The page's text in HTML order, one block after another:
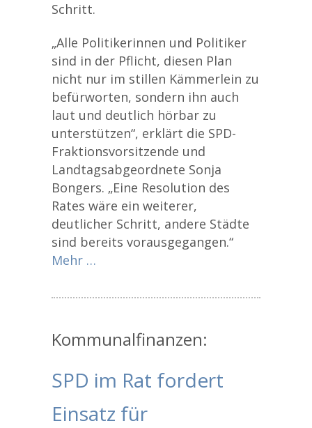
Schritt.
„Alle Politikerinnen und Politiker
sind in der Pflicht, diesen Plan
nicht nur im stillen Kämmerlein zu
befürworten, sondern ihn auch
laut und deutlich hörbar zu
unterstützen“, erklärt die SPD-
Fraktionsvorsitzende und
Landtagsabgeordnete Sonja
Bongers. „Eine Resolution des
Rates wäre ein weiterer,
deutlicher Schritt, andere Städte
sind bereits vorausgegangen.“
Mehr …
Kommunalfinanzen:
SPD im Rat fordert
Einsatz für